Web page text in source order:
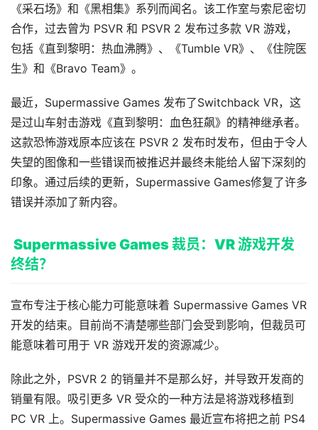
V
R
设
备
名
观
点
资
源
载
R
论
坛
社
《采石场》和《黑相集》系列而闻名。该工作室与索尼密切
合作，过去曾为 PSVR 和 PSVR 2 发布过多款 VR 游戏，
包括《直到黎明：热血沸腾》、《Tumble VR》、《住院医
生》和《Bravo Team》。
最近，Supermassive Games 发布了Switchback VR，这
是过山车射击游戏《直到黎明：血色狂飙》的精神继承者。
这款恐怖游戏原本应该在 PSVR 2 发布时发布，但由于令人
失望的图像和一些错误而被推迟并最终未能给人留下深刻的
印象。通过后续的更新，Supermassive Games修复了许多
错误并添加了新内容。
Supermassive Games 裁员：VR 游戏开发
终结？
宣布专注于核心能力可能意味着 Supermassive Games VR
开发的结束。目前尚不清楚哪些部门会受到影响，但裁员可
能意味着可用于 VR 游戏开发的资源减少。
除此之外，PSVR 2 的销量并不是那么好，并导致开发商的
销量有限。吸引更多 VR 受众的一种方法是将游戏移植到
PC VR 上。Supermassive Games 最近宣布将把之前 PS4